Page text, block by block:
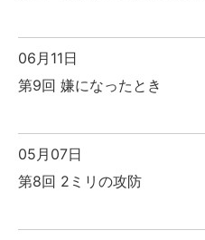
06月11日
第9回 嫌になったとき
05月07日
第8回 2ミリの攻防